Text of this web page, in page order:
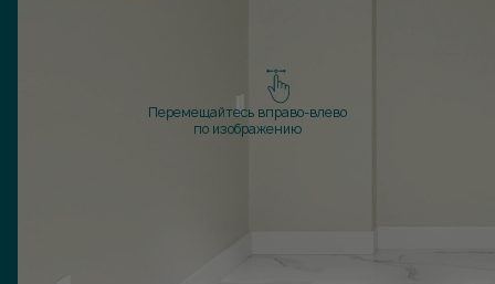
Перемещайтесь вправо-влево
по изображению